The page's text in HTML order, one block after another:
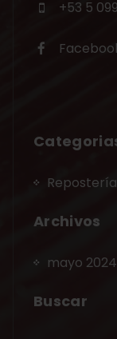
+53 5
Repostería
Archivos
mayo 2024
Buscar